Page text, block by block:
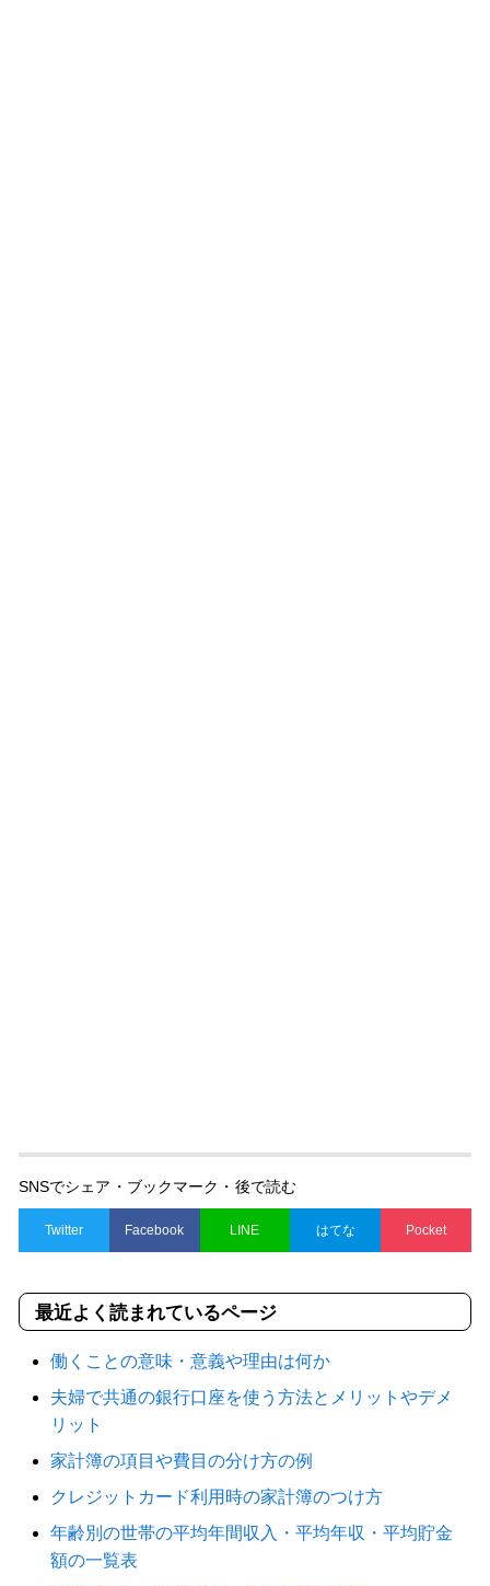
SNSでシェア・ブックマーク・後で読む
Twitter Facebook LINE はてな Pocket
最近よく読まれているページ
働くことの意味・意義や理由は何か
夫婦で共通の銀行口座を使う方法とメリットやデメ
リット
家計簿の項目や費目の分け方の例
クレジットカード利用時の家計簿のつけ方
年齢別の世帯の平均年間収入・平均年収・平均貯金
額の一覧表